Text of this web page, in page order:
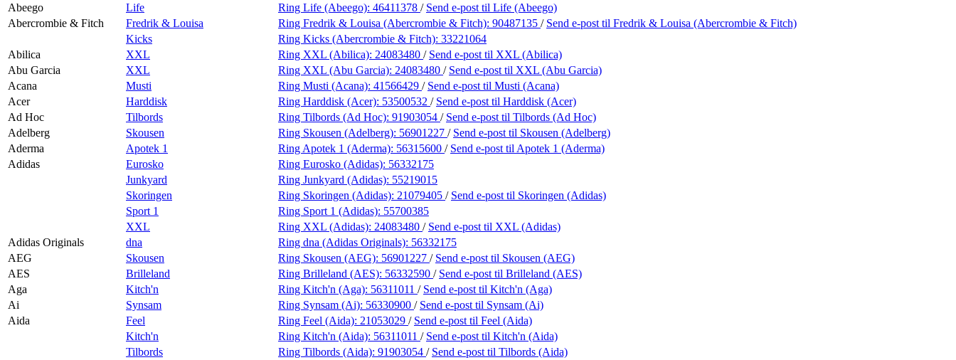
Søk
Åpningstider
Praktisk informasjon
Ledige stillinger
Abeego
Life Ring Life (Abeego): 46411378 / Send e-post til Life (Abeego)
Abercrombie & Fitch
Fredrik & Louisa Ring Fredrik & Louisa (Abercrombie & Fitch): 90487135 / Send e-post til Fredrik & Louisa (Abercrombie & Fitch)
Kicks
Ring Kicks (Abercrombie & Fitch): 33221064
Abilica
XXL Ring XXL (Abilica): 24083480 / Send e-post til XXL (Abilica)
Abu Garcia
XXL Ring XXL (Abu Garcia): 24083480 / Send e-post til XXL (Abu Garcia)
Acana
Musti Ring Musti (Acana): 41566429 / Send e-post til Musti (Acana)
Acer
Harddisk Ring Harddisk (Acer): 53500532 / Send e-post til Harddisk (Acer)
Ad Hoc
Tilbords Ring Tilbords (Ad Hoc): 91903054 / Send e-post til Tilbords (Ad Hoc)
Adelberg
Skousen Ring Skousen (Adelberg): 56901227 / Send e-post til Skousen (Adelberg)
Aderma
Apotek 1 Ring Apotek 1 (Aderma): 56315600 / Send e-post til Apotek 1 (Aderma)
Adidas
Eurosko Ring Eurosko (Adidas): 56332175
Junkyard
Ring Junkyard (Adidas): 55219015
Skoringen
Ring Skoringen (Adidas): 21079405 / Send e-post til Skoringen (Adidas)
Sport 1
Ring Sport 1 (Adidas): 55700385
XXL
Ring XXL (Adidas): 24083480 / Send e-post til XXL (Adidas)
Adidas Originals
dna Ring dna (Adidas Originals): 56332175
AEG
Skousen Ring Skousen (AEG): 56901227 / Send e-post til Skousen (AEG)
AES
Brilleland Ring Brilleland (AES): 56332590 / Send e-post til Brilleland (AES)
Aga
Kitch'n Ring Kitch'n (Aga): 56311011 / Send e-post til Kitch'n (Aga)
Ai
Synsam Ring Synsam (Ai): 56330900 / Send e-post til Synsam (Ai)
Aida
Feel Ring Feel (Aida): 21053029 / Send e-post til Feel (Aida)
Kitch'n
Ring Kitch'n (Aida): 56311011 / Send e-post til Kitch'n (Aida)
Tilbords
Ring Tilbords (Aida): 91903054 / Send e-post til Tilbords (Aida)